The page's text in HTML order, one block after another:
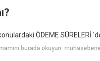
ÖDEME SÜRELERİ
burada okuyun: